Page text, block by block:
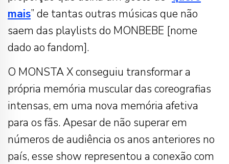
mais” de tantas outras músicas que não
saem das playlists do MONBEBE [nome
dado ao fandom].
O MONSTA X conseguiu transformar a
própria memória muscular das coreografias
intensas, em uma nova memória afetiva
para os fãs. Apesar de não superar em
números de audiência os anos anteriores no
país, esse show representou a conexão com